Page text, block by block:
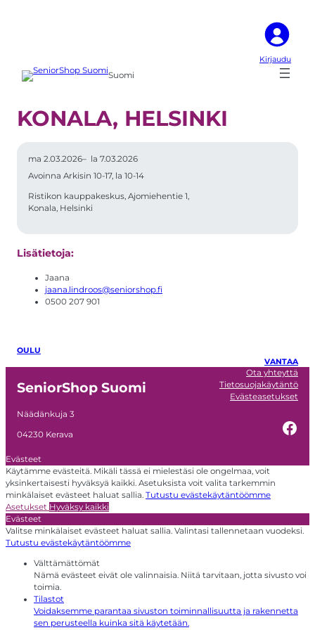
Suomi
Kirjaudu
KONALA, HELSINKI
ma 2.03.2026– la 7.03.2026
Avoinna Arkisin 10-17, la 10-14
Ristikon kauppakeskus, Ajomiehentie 1,
Konala, Helsinki
Lisätietoja:
Jaana
jaana.lindroos@seniorshop.fi
0500 207 901
OULU
VANTAA
SeniorShop Suomi
Näädänkuja 3
04230 Kerava
Ota yhteyttä
Tietosuojakäytäntö
Evästeasetukset
Evästeet
Käytämme evästeitä. Mikäli tässä ei mielestäsi ole ongelmaa, voit
yksinkertaisesti hyväksyä kaikki. Asetuksista voit valita tarkemmin
minkälaiset evästeet haluat sallia. Tutustu evästekäytäntöömme
Asetukset Hyväksy kaikki
Evästeet
Valitse minkälaiset evästeet haluat sallia. Valintasi tallennetaan vuodeksi.
Tutustu evästekäytäntöömme
Välttämättömät
Nämä evästeet eivät ole valinnaisia. Niitä tarvitaan, jotta sivusto voi
toimia.
Tilastot
Voidaksemme parantaa sivuston toiminnallisuutta ja rakennetta
sen perusteella kuinka sitä käytetään.